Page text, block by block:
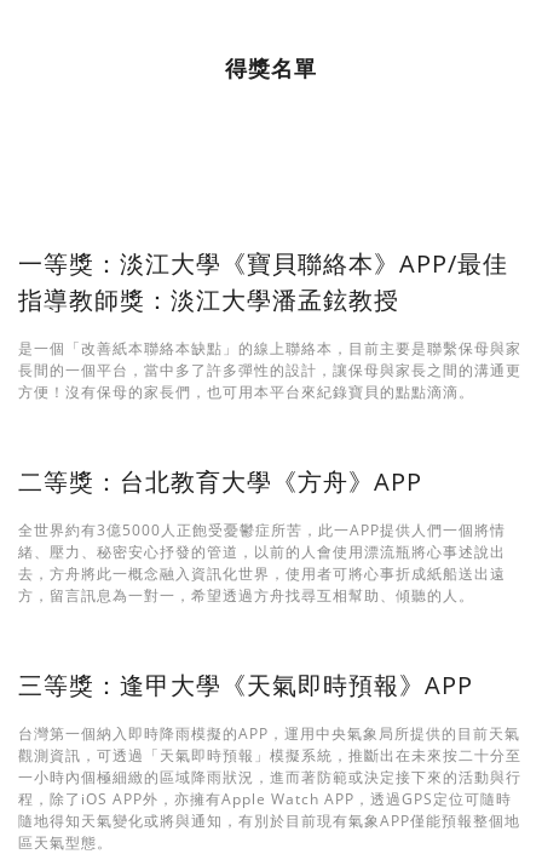
得獎名單
一等獎：淡江大學《寶貝聯絡本》APP/最佳
指導教師獎：淡江大學潘孟鉉教授
是一個「改善紙本聯絡本缺點」的線上聯絡本，目前主要是聯繫保母與家
長間的一個平台，當中多了許多彈性的設計，讓保母與家長之間的溝通更
方便！沒有保母的家長們，也可用本平台來紀錄寶貝的點點滴滴。
二等獎：台北教育大學《方舟》APP
全世界約有3億5000人正飽受憂鬱症所苦，此一APP提供人們一個將情
緒、壓力、秘密安心抒發的管道，以前的人會使用漂流瓶將心事述說出
去，方舟將此一概念融入資訊化世界，使用者可將心事折成紙船送出遠
方，留言訊息為一對一，希望透過方舟找尋互相幫助、傾聽的人。
三等獎：逢甲大學《天氣即時預報》APP
台灣第一個納入即時降雨模擬的APP，運用中央氣象局所提供的目前天氣
觀測資訊，可透過「天氣即時預報」模擬系統，推斷出在未來按二十分至
一小時內個極細緻的區域降雨狀況，進而著防範或決定接下來的活動與行
程，除了iOS APP外，亦擁有Apple Watch APP，透過GPS定位可隨時
隨地得知天氣變化或將與通知，有別於目前現有氣象APP僅能預報整個地
區天氣型態。